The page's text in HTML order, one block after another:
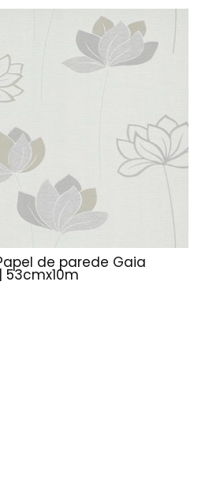
Papel de parede Gaia
| 53cmx10m